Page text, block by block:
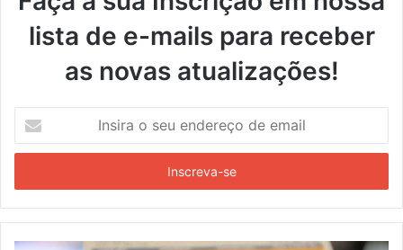
lista de e-mails para receber
as novas atualizações!
seu
de
email